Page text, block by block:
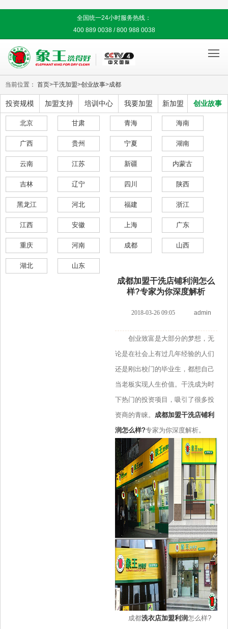
全国统一24小时服务热线：
400 889 0038 / 800 988 0038

当前位置： 首页>干洗加盟>创业故事>成都
投资规模 加盟支持 培训中心 我要加盟 新加盟 创业故事
北京 甘肃 青海 海南
广西 贵州 宁夏 湖南
云南 江苏 新疆 内蒙古
吉林 辽宁 四川 陕西
黑龙江 河北 福建 浙江
江西 安徽 上海 广东
重庆 河南 成都 山西
湖北 山东
成都加盟干洗店铺利润怎么
样?专家为你深度解析
2018-03-26 09:05 admin
创业致富是大部分的梦想，无
论是在社会上有过几年经验的人们
还是刚出校门的毕业生，都想自己
当老板实现人生价值。干洗成为时
下热门的投资项目，吸引了很多投
资商的青睐。 成都加盟干洗店铺利
润怎么样?专家为你深度解析。
成都洗衣店加盟利润怎么样?